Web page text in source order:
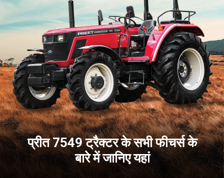
प्रीत 7549 ट्रैक्टर के सभी फीचर्स के
बारे में जानिए यहां